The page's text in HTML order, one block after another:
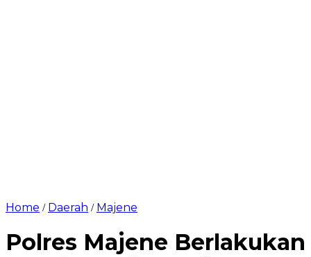
Home / Daerah / Majene
Polres Majene Berlakukan